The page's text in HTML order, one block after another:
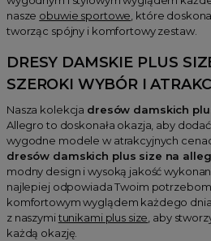
nasze obuwie sportowe, które
tworząc spójny i komfortowy zestaw.
DRESY DAMSKIE PLUS
SZEROKI WYBÓR I
Nasza kolekcja dresów damskich
Allegro to doskonała okazja, aby
wygodne modele w atrakcyjnych
dresów damskich plus size na
modny design i wysoką jakość
najlepiej odpowiada Twoim
komfortowym wyglądem każdego
z naszymitunikami plus size, aby
każdą okazję.